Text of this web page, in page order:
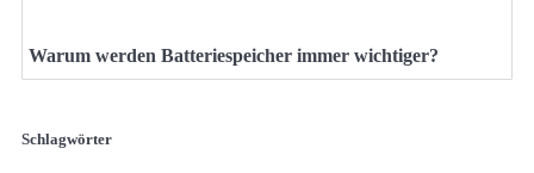
Warum werden Batteriespeicher immer wichtiger?
Schlagwörter